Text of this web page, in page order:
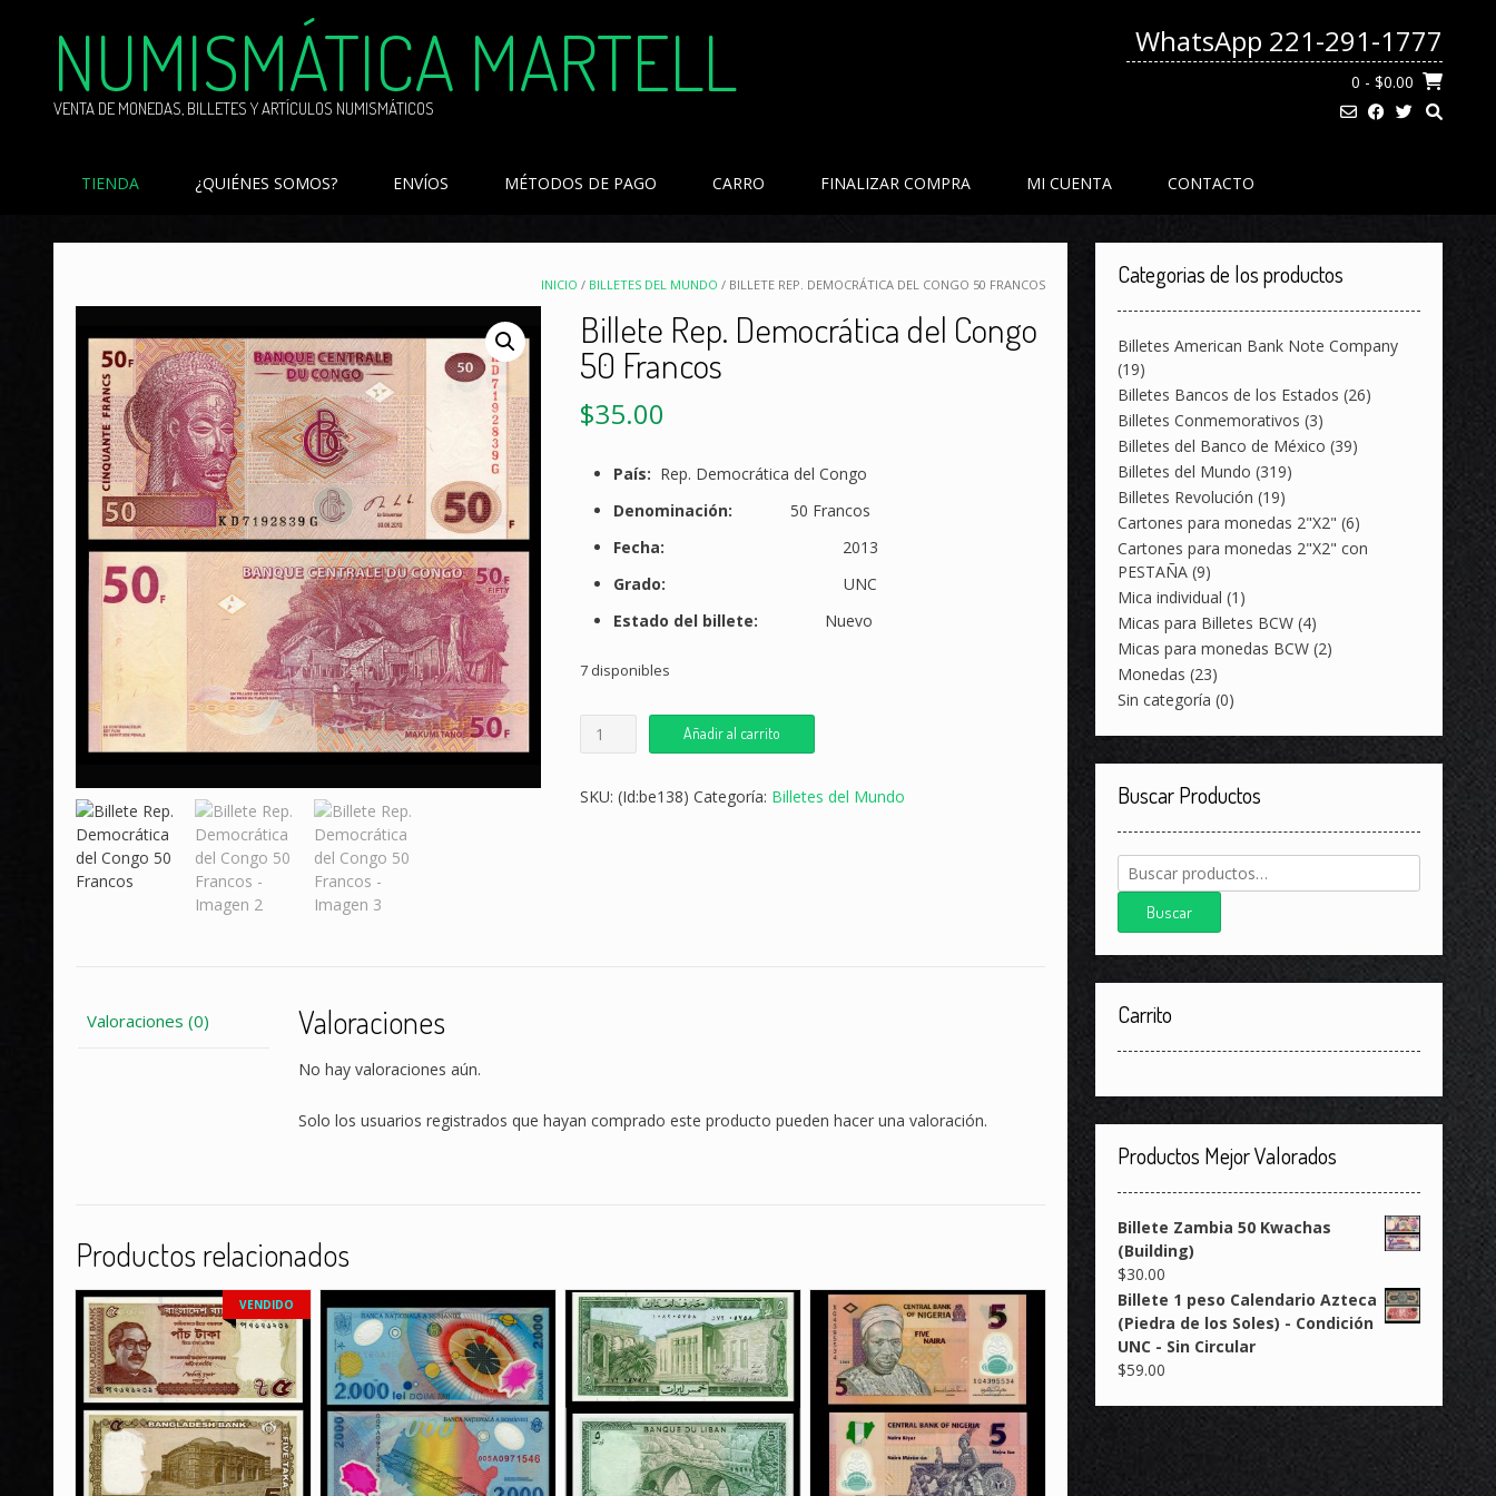
NUMISMÁTICA MARTELL
VENTA DE MONEDAS, BILLETES Y ARTÍCULOS NUMISMÁTICOS
WhatsApp 221-291-1777
0 - $0.00
TIENDA ¿QUIÉNES SOMOS? ENVÍOS MÉTODOS DE PAGO CARRO FINALIZAR COMPRA MI CUENTA CONTACTO
INICIO / BILLETES DEL MUNDO / BILLETE REP. DEMOCRÁTICA DEL CONGO 50 FRANCOS
Billete Rep. Democrática del Congo
50 Francos
$35.00
País: Rep. Democrática del Congo
Denominación: 50 Francos
Fecha: 2013
Grado: UNC
Estado del billete:
Nuevo
7 disponibles
Billete
Rep.
del
Añadir al carrito
SKU: (Id:be138) Categoría: Billetes del Mundo
Valoraciones (0) Valoraciones
No hay valoraciones aún.
Solo los usuarios registrados que hayan comprado este producto pueden hacer una valoración.
Productos relacionados
VENDIDO
Categorias de los productos
Billetes American Bank Note Company
(19)
Billetes Bancos de los Estados (26)
Billetes Conmemorativos (3)
Billetes del Banco de México (39)
Billetes del Mundo (319)
Billetes Revolución (19)
Cartones para monedas 2"X2" (6)
Cartones para monedas 2"X2" con
PESTAÑA (9)
Mica individual (1)
Micas para Billetes BCW (4)
Micas para monedas BCW (2)
Monedas (23)
Sin categoría (0)
Buscar Productos
Buscar
por:
Buscar
Carrito
Productos Mejor Valorados
Billete Zambia 50 Kwachas
(Building)
$30.00
Billete 1 peso Calendario Azteca
(Piedra de los Soles) - Condición
UNC - Sin Circular
$59.00